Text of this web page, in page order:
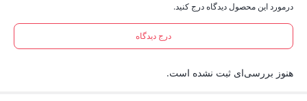
درمورد این محصول دیدگاه درج کنید.
درج دیدگاه
هنوز بررسی‌ای ثبت نشده است.